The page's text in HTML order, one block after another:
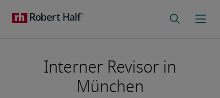
Interner Revisor in
München